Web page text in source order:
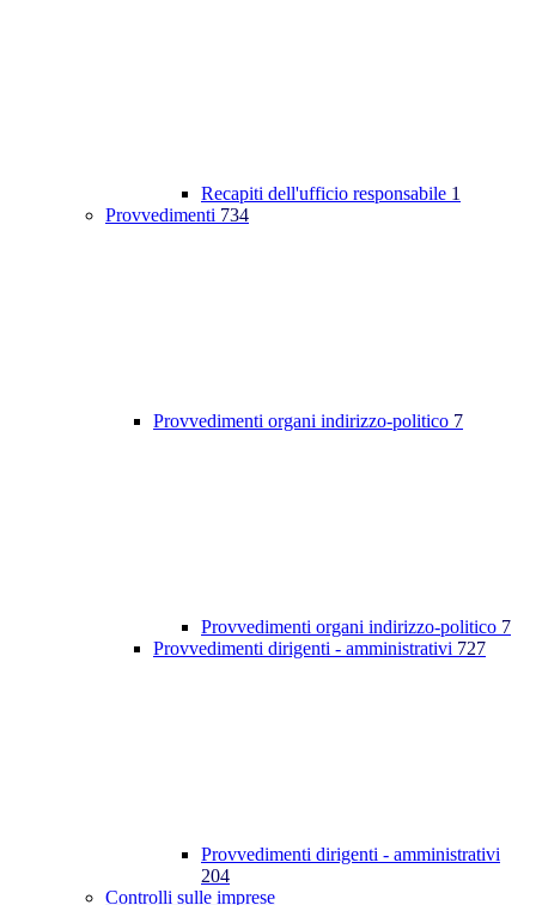
Recapiti dell'ufficio responsabile 1
Provvedimenti 734
Provvedimenti organi indirizzo-politico 7
Provvedimenti organi indirizzo-politico 7
Provvedimenti dirigenti - amministrativi 727
Provvedimenti dirigenti - amministrativi
204
Controlli sulle imprese